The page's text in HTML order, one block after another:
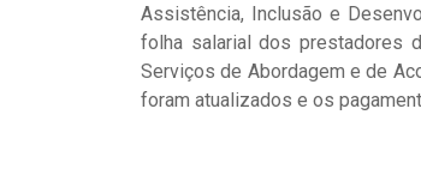
Assistência, Inclusão e
folha salarial dos prestadores
Serviços de Abordagem e de
foram atualizados e os